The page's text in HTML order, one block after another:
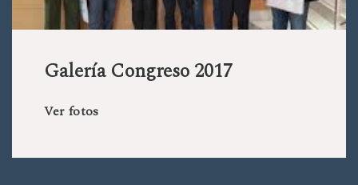
Galería Congreso 2017
Ver fotos